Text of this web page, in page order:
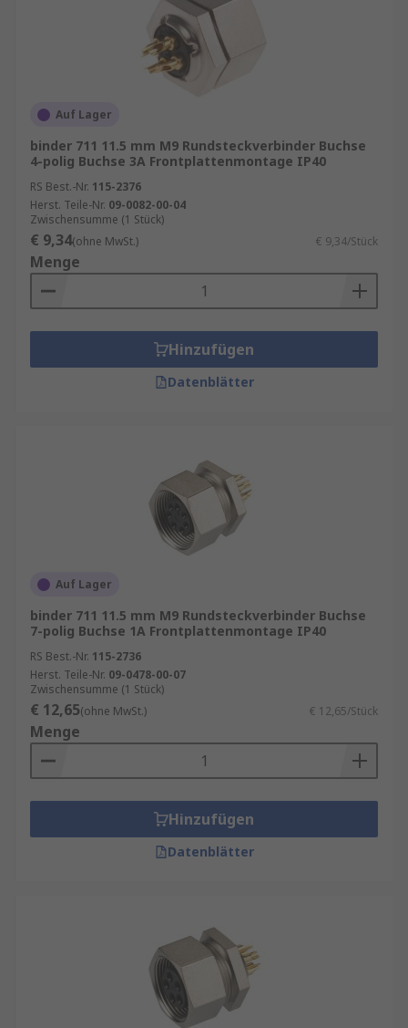
Auf Lager
binder 711 11.5 mm M9 Rundsteckverbinder Buchse
4-polig Buchse 3A Frontplattenmontage IP40
RS Best.-Nr. 115-2376
Herst. Teile-Nr. 09-0082-00-04
Zwischensumme (1 Stück)
€ 9,34(ohne MwSt.) € 9,34/Stück
Menge
Hinzufügen
Datenblätter
Auf Lager
binder 711 11.5 mm M9 Rundsteckverbinder Buchse
7-polig Buchse 1A Frontplattenmontage IP40
RS Best.-Nr. 115-2736
Herst. Teile-Nr. 09-0478-00-07
Zwischensumme (1 Stück)
€ 12,65(ohne MwSt.) € 12,65/Stück
Menge
Hinzufügen
Datenblätter